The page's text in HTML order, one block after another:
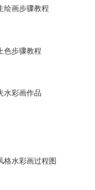
绘画步骤教程
色步骤教程
水彩画作品
格水彩画过程图